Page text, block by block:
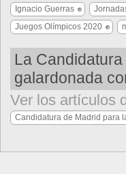
Ignacio Guerras
Juegos Olímpicos 2020
La
galardonada
Ver los artículos
Candidatura de Madrid para